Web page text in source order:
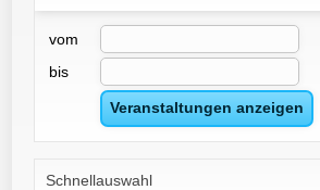
vom
bis
Schnellauswahl